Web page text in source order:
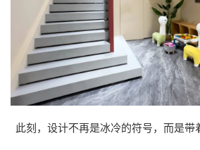
此刻，设计不再是冰冷的符号，而是带